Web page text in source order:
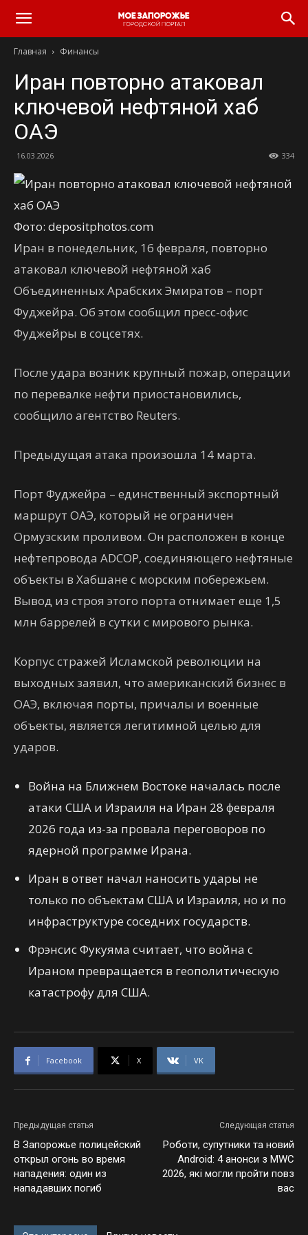
Главная Финансы
Иран повторно атаковал
ключевой нефтяной хаб
ОАЭ
16.03.2026 334
Фото: depositphotos.com
Иран в понедельник, 16 февраля, повторно
атаковал ключевой нефтяной хаб
Объединенных Арабских Эмиратов – порт
Фуджейра. Об этом сообщил пресс-офис
Фуджейры в соцсетях.
После удара возник крупный пожар, операции
по перевалке нефти приостановились,
сообщило агентство Reuters.
Предыдущая атака произошла 14 марта.
Порт Фуджейра – единственный экспортный
маршрут ОАЭ, который не ограничен
Ормузским проливом. Он расположен в конце
нефтепровода ADCOP, соединяющего нефтяные
объекты в Хабшане с морским побережьем.
Вывод из строя этого порта отнимает еще 1,5
млн баррелей в сутки с мирового рынка.
Корпус стражей Исламской революции на
выходных заявил, что американский бизнес в
ОАЭ, включая порты, причалы и военные
объекты, является легитимной целью для
ударов.
Война на Ближнем Востоке началась после
атаки США и Израиля на Иран 28 февраля
2026 года из-за провала переговоров по
ядерной программе Ирана.
Иран в ответ начал наносить удары не
только по объектам США и Израиля, но и по
инфраструктуре соседних государств.
Фрэнсис Фукуяма считает, что война с
Ираном превращается в геополитическую
катастрофу для США.
Facebook X VK
Предыдущая статья
В Запорожье полицейский
открыл огонь во время
нападения: один из
нападавших погиб
Следующая статья
Роботи, супутники та новий
Android: 4 анонси з MWC
2026, які могли пройти повз
вас